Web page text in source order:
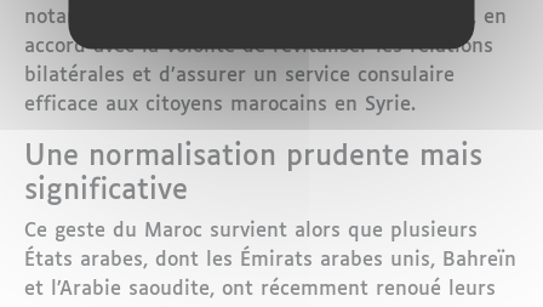
notamment le transfert vers un nouveau siège, en
accord avec la volonté de revitaliser les relations
bilatérales et d’assurer un service consulaire
efficace aux citoyens marocains en Syrie.
Une normalisation prudente mais
significative
Ce geste du Maroc survient alors que plusieurs
États arabes, dont les Émirats arabes unis, Bahreïn
et l’Arabie saoudite, ont récemment renoué leurs